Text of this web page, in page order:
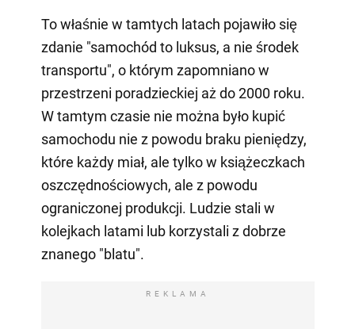
To właśnie w tamtych latach pojawiło się
zdanie "samochód to luksus, a nie środek
transportu", o którym zapomniano w
przestrzeni poradzieckiej aż do 2000 roku.
W tamtym czasie nie można było kupić
samochodu nie z powodu braku pieniędzy,
które każdy miał, ale tylko w książeczkach
oszczędnościowych, ale z powodu
ograniczonej produkcji. Ludzie stali w
kolejkach latami lub korzystali z dobrze
znanego "blatu".
REKLAMA